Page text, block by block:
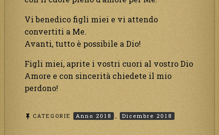
Vi benedico figli miei e vi attendo
convertiti a Me.
Avanti, tutto è possibile a Dio!
Figli miei, aprite i vostri cuori al vostro Dio
Amore e con sincerità chiedete il mio
perdono!
CATEGORIE Anno 2018 , Dicembre 2018